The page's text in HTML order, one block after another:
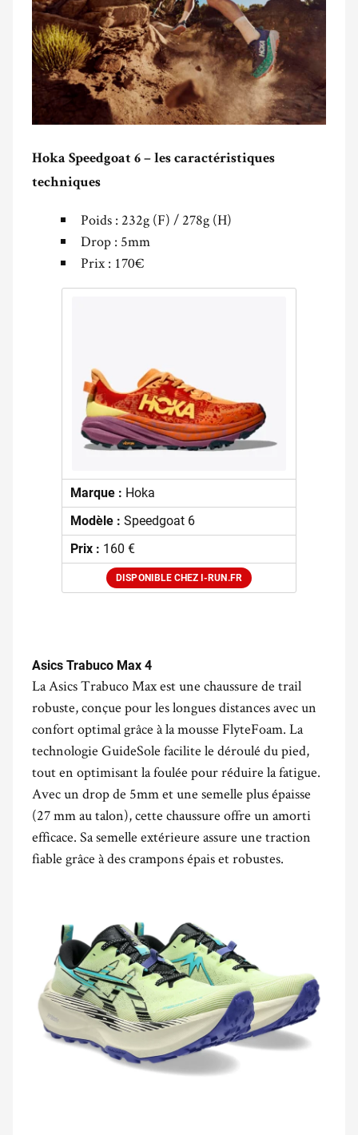
Hoka Speedgoat 6 – les caractéristiques
techniques
Poids : 232g (F) / 278g (H)
Drop : 5mm
Prix : 170€
Marque : Hoka
Modèle : Speedgoat 6
Prix : 160 €
DISPONIBLE CHEZ I-RUN.FR
Asics Trabuco Max 4
La Asics Trabuco Max est une chaussure de trail
robuste, conçue pour les longues distances avec un
confort optimal grâce à la mousse FlyteFoam. La
technologie GuideSole facilite le déroulé du pied,
tout en optimisant la foulée pour réduire la fatigue.
Avec un drop de 5mm et une semelle plus épaisse
(27 mm au talon), cette chaussure offre un amorti
efficace. Sa semelle extérieure assure une traction
fiable grâce à des crampons épais et robustes.